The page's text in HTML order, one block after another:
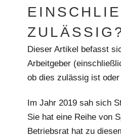
ULÄSSIG?
Dieser Artikel befasst
Arbeitgeber
ob dies zulässig ist
Im Jahr 2019 sah sich
Sie hat eine Reihe von
Betriebsrat hat zu